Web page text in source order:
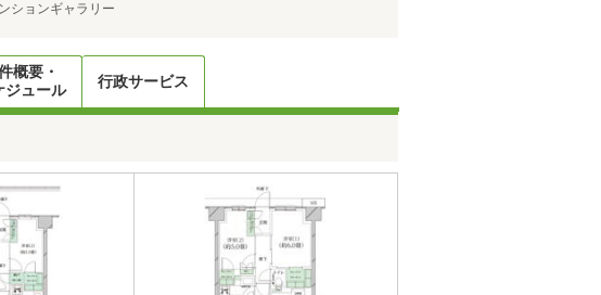
ションギャラリー
概要・
ジュール
行政サービス